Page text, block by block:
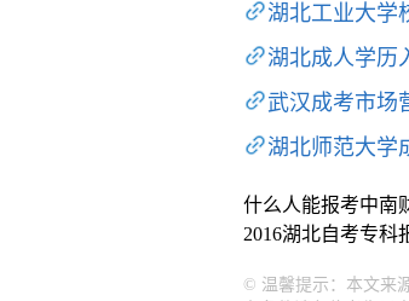
湖北工业大学
湖北成人学历
武汉成考市场
湖北师范大学
什么人能报考中南
2016湖北自考专科
© 温馨提示：本文来